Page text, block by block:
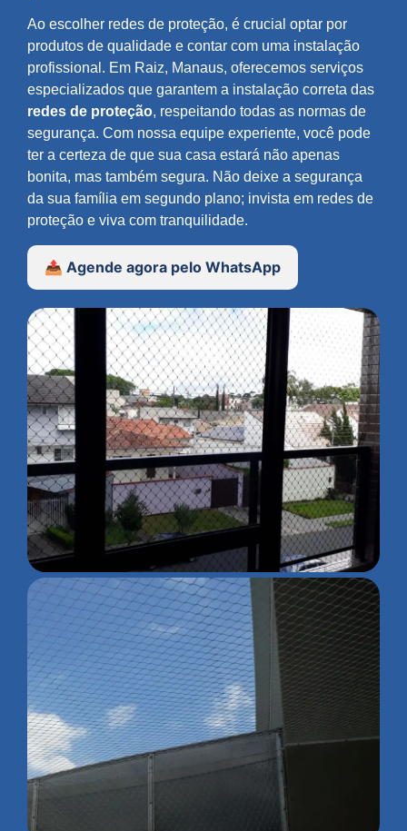
Ao escolher redes de proteção, é crucial optar por
produtos de qualidade e contar com uma instalação
profissional. Em Raiz, Manaus, oferecemos serviços
especializados que garantem a instalação correta das
redes de proteção, respeitando todas as normas de
segurança. Com nossa equipe experiente, você pode
ter a certeza de que sua casa estará não apenas
bonita, mas também segura. Não deixe a segurança
da sua família em segundo plano; invista em redes de
proteção e viva com tranquilidade.
📤 Agende agora pelo WhatsApp